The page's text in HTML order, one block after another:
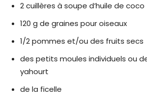
2 cuillères à soupe d’huile de coco
120 g de graines pour oiseaux
1/2 pommes et/ou des fruits secs
des petits moules individuels ou
yahourt
de la ficelle